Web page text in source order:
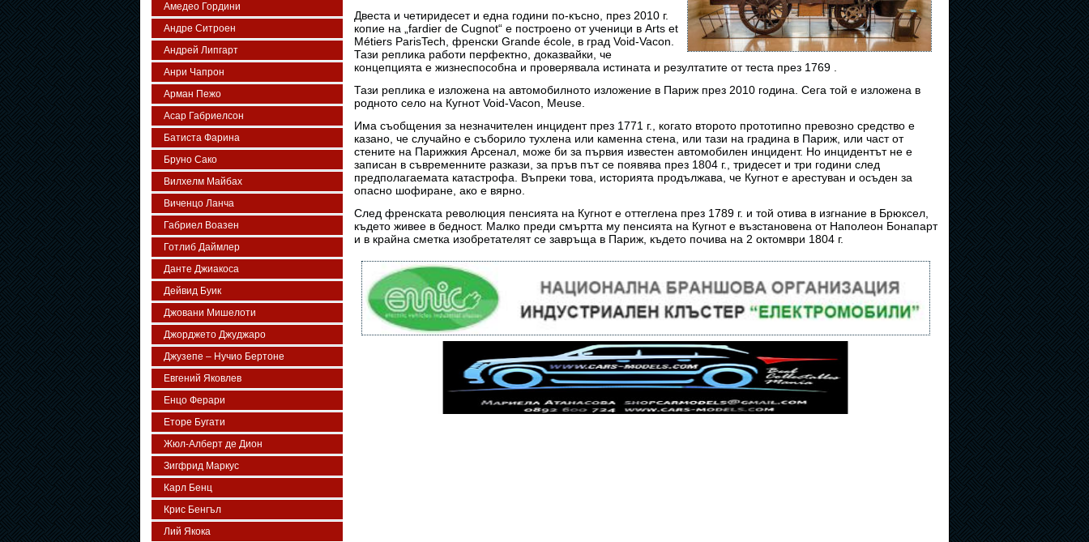
Амедео Гордини
Андре Ситроен
Андрей Липгарт
Анри Чапрон
Арман Пежо
Асар Габриелсон
Батиста Фарина
Бруно Сако
Вилхелм Майбах
Виченцо Ланча
Габриел Воазен
Готлиб Даймлер
Данте Джиакоса
Дейвид Буик
Джовани Мишелоти
Джорджето Джуджаро
Джузепе – Нучио Бертоне
Евгений Яковлев
Енцо Ферари
Еторе Бугати
Жюл-Алберт де Дион
Зигфрид Маркус
Карл Бенц
Крис Бенгъл
Лий Якока
Двеста и четиридесет и една години по-късно, през 2010 г.
копие на „fardier de Cugnot“ е построено от ученици в Arts et
Métiers ParisTech, френски Grande école, в град Void-Vacon.
Тази реплика работи перфектно, доказвайки, че
концепцията е жизнеспособна и проверявала истината и резултатите от теста през 1769 .
Тази реплика е изложена на автомобилното изложение в Париж през 2010 година. Сега той е изложена в
родното село на Кугнот Void-Vacon, Meuse.
Има съобщения за незначителен инцидент през 1771 г., когато второто прототипно превозно средство е
казано, че случайно е съборило тухлена или каменна стена, или тази на градина в Париж, или част от
стените на Парижкия Арсенал, може би за първия известен автомобилен инцидент. Но инцидентът не е
записан в съвременните разкази, за пръв път се появява през 1804 г., тридесет и три години след
предполагаемата катастрофа. Въпреки това, историята продължава, че Кугнот е арестуван и осъден за
опасно шофиране, ако е вярно.
След френската революция пенсията на Кугнот е оттеглена през 1789 г. и той отива в изгнание в Брюксел,
където живее в бедност. Малко преди смъртта му пенсията на Кугнот е възстановена от Наполеон Бонапарт
и в крайна сметка изобретателят се завръща в Париж, където почива на 2 октомври 1804 г.